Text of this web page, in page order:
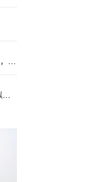
中.信证券营收增速低于行业平均，净利润被国泰海通超越，总经理邹迎光要加油
市值近< >600 ;亿元，安克创新拟赴港上市并发行 H 股股票